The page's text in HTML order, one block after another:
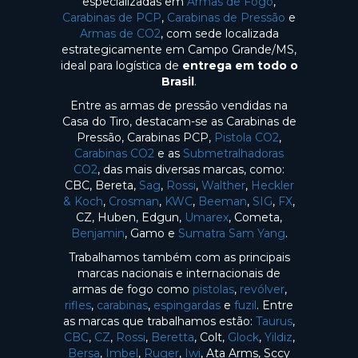
Carabinas de PCP, Carabinas de Pressão e
Armas de CO2, com sede localizada
estrategicamente em Campo Grande/MS,
ideal para logística de entrega em todo o
Brasil .
Entre as armas de pressão vendidas na
Casa do Tiro, destacam-se as Carabinas de
Pressão, Carabinas PCP, Pistola CO2,
Carabinas CO2 e as Submetralhadoras
CO2, das mais diversas marcas, como:
CBC, Bereta, Sag, Rossi, Walther, Heckler
& Koch, Crosman, KWC, Beeman, SIG, FX,
CZ, Huben, Edgun, Umarex, Cometa,
Benjamin, Gamo e Sumatra Sam Yang.
Trabalhamos também com as principais
marcas nacionais e internacionais de
armas de fogo como pistolas, revólver,
rifles, carabinas, espingardas e fuzil . Entre
as marcas que trabalhamos estão: Taurus,
CBC, CZ, Rossi, Beretta, Colt, Glock, Yildiz,
Bersa, Imbel , Ruger, Iwi, Ata Arms, Sccy